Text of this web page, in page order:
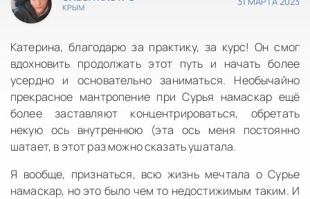
КРЫМ
Катерина, благодарю за практику, за курс! Он смог
вдохновить продолжать этот путь и начать более
усердно и основательно заниматься. Необычайно
прекрасное мантропение при Сурья намаскар ещё
более заставляют концентрироваться, обретать
некую ось внутреннюю (эта ось меня постоянно
шатает, в этот раз можно сказать ушатала.
Я вообще, признаться, всю жизнь мечтала о Сурье
намаскар, но это было чем то недостижимым таким. И